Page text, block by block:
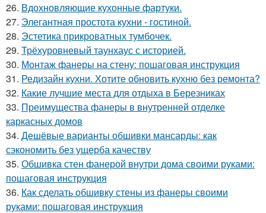
26. Вдохновляющие кухонные фартуки.
27. Элегантная простота кухни - гостиной.
28. Эстетика прикроватных тумбочек.
29. Трёхуровневый таунхаус с историей.
30. Монтаж фанеры на стену: пошаговая инструкция
31. Редизайн кухни. Хотите обновить кухню без ремонта?
32. Какие лучшие места для отдыха в Березниках
33. Преимущества фанеры в внутренней отделке
каркасных домов
34. Дешёвые варианты обшивки мансарды: как
сэкономить без ущерба качеству
35. Обшивка стен фанерой внутри дома своими руками:
пошаговая инструкция
36. Как сделать обшивку стены из фанеры своими
руками: пошаговая инструкция